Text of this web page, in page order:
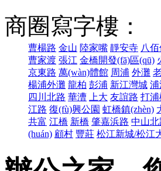
商圈寫字樓：
曹楊路 金山 陸家嘴 靜安寺 八
曹家渡 張江 金橋開發(fā)區(qū)
京東路 萬(wàn)體館 周浦 外灘
楊浦外灘 龍柏 彭浦 新江灣城 浦
四川北路 華漕 上大 友誼路 打浦
江路 復(fù)興公園 虹橋鎮(zhèn)
共富 江橋 新橋 肇嘉浜路 中山北
(huán) 顧村 豐莊 松江新城/松江